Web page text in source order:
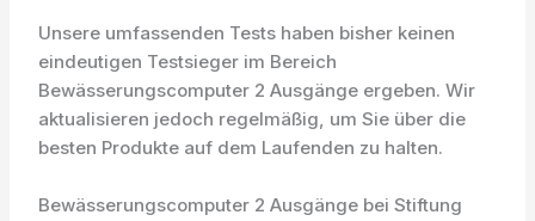
Unsere umfassenden Tests haben bisher keinen
eindeutigen Testsieger im Bereich
Bewässerungscomputer 2 Ausgänge ergeben. Wir
aktualisieren jedoch regelmäßig, um Sie über die
besten Produkte auf dem Laufenden zu halten.
Bewässerungscomputer 2 Ausgänge bei Stiftung